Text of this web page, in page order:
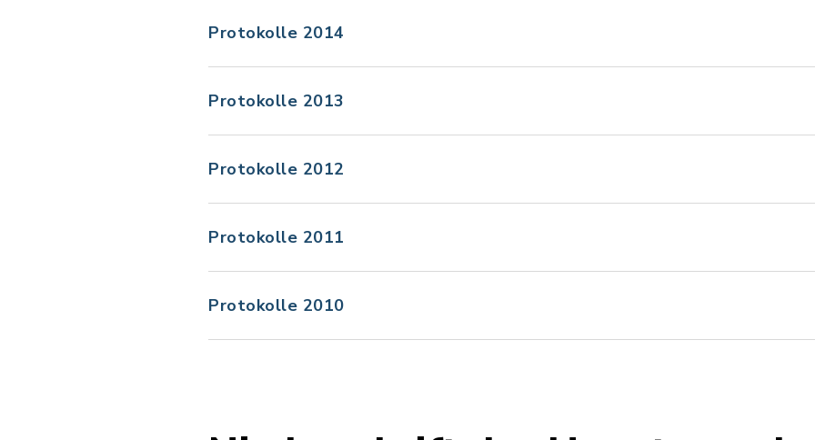
Protokolle 2014
Protokolle 2013
Protokolle 2012
Protokolle 2011
Protokolle 2010